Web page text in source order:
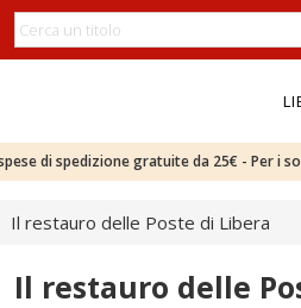
di spedizione gratuite da 25€ - Per i
Il restauro delle Poste di Libera
Il restauro delle